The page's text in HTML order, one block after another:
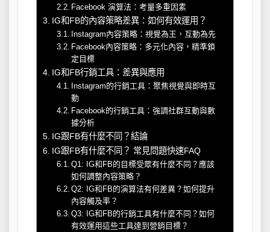
Facebook 演算法：考量多重因素
IG和FB的內容策略差異：如何有效運用？
Instagram內容策略：視覺為王，互動為先
Facebook內容策略：多元化內容，精準鎖
定目標
IG和FB行銷工具：差異與應用
Instagram的行銷工具：聚焦視覺與即時互
動
Facebook的行銷工具：強調社群互動與數
據分析
IG跟FB有什麼不同？結論
IG跟FB有什麼不同？ 常見問題快速FAQ
Q1: IG和FB的目標受眾有什麼不同？應該
如何調整內容策略？
Q2: IG和FB的演算法有何差異？如何提升
內容觸及率？
Q3: IG和FB的行銷工具有什麼不同？如何
有效運用這些工具達到營銷目標？